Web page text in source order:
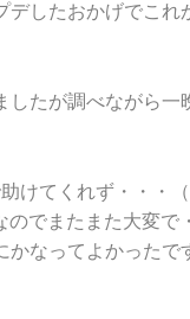
したおかげでこれ
たが調べながら一
けてくれず・・・（
またまた大変で
なってよかったで